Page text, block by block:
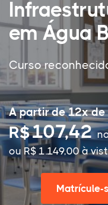
em Água
Curso
A partir de 12x de
R$107,42
ou R$ 1.149,00 à
Matrícule-